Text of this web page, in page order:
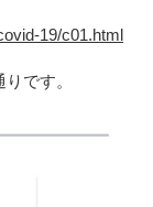
19/c01.html
です。